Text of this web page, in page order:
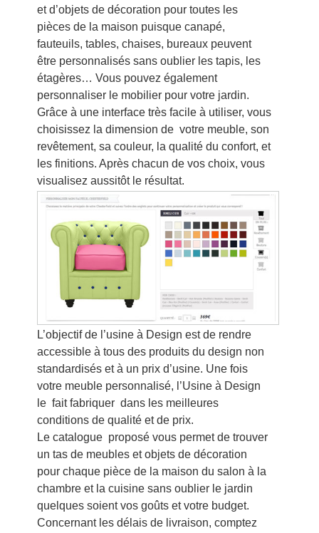
et d’objets de décoration pour toutes les
pièces de la maison puisque canapé,
fauteuils, tables, chaises, bureaux peuvent
être personnalisés sans oublier les tapis, les
étagères… Vous pouvez également
personnaliser le mobilier pour votre jardin.
Grâce à une interface très facile à utiliser, vous
choisissez la dimension de votre meuble, son
revêtement, sa couleur, la qualité du confort, et
les finitions. Après chacun de vos choix, vous
visualisez aussitôt le résultat.
L’objectif de l’usine à Design est de rendre
accessible à tous des produits du design non
standardisés et à un prix d’usine. Une fois
votre meuble personnalisé, l’Usine à Design
le fait fabriquer dans les meilleures
conditions de qualité et de prix.
Le catalogue proposé vous permet de trouver
un tas de meubles et objets de décoration
pour chaque pièce de la maison du salon à la
chambre et la cuisine sans oublier le jardin
quelques soient vos goûts et votre budget.
Concernant les délais de livraison, comptez